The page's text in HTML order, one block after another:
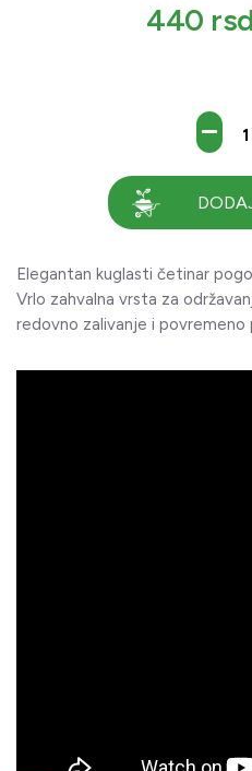
440
Elegantan kuglasti četinar
Vrlo zahvalna vrsta za
redovno zalivanje i povremeno